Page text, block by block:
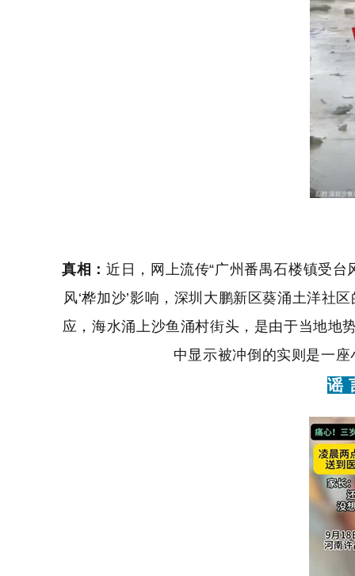
真相：近日，网上流传“广州番禺石楼镇受
风‘桦加沙’影响，深圳大鹏新区葵涌土洋社
应，海水涌上沙鱼涌村街头，是由于当地地
中显示被冲倒的实则是一
谣